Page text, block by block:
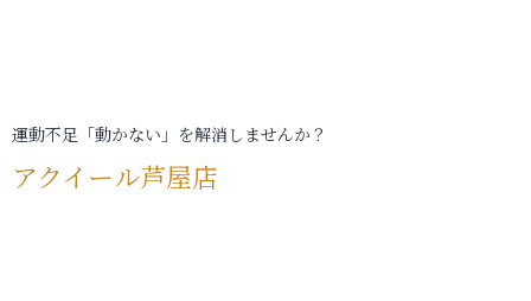
運動不足「動かない」を解消しませんか？
アクイール芦屋店